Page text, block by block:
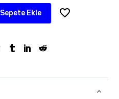
Sepete Ekle